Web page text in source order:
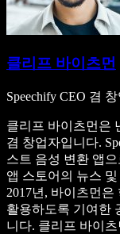
클리프 바이츠먼
Speechify CEO 겸
클리프 바이츠먼은
겸 창업자입니다.
스트 음성 변환 앱
앱 스토어의 뉴스
2017년, 바이츠먼
활용하도록 기여한
니다. 클리프 바이츠